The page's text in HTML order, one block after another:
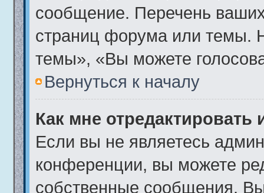
сообщение. Перечень
страниц форума или темы.
темы», «Вы можете
Вернуться к началу
Как мне
Если вы не являетесь
конференции, вы можете
собственные сообщения.